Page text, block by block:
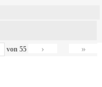
von55 › »